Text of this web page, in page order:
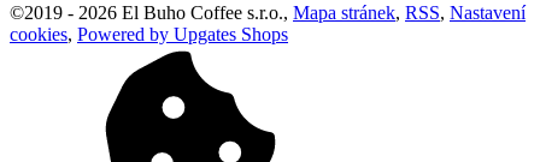
©2019 - 2026 El Buho Coffee s.r.o., Mapa stránek, RSS, Nastavení
cookies, Powered by Upgates Shops